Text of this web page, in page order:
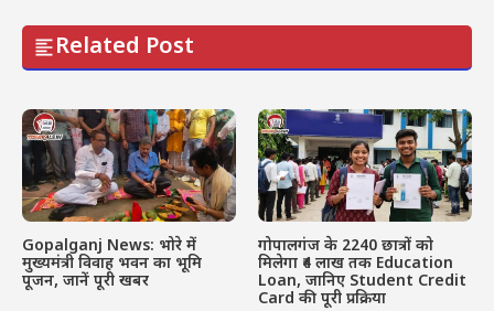
Related Post
Gopalganj News: भोरे में
मुख्यमंत्री विवाह भवन का भूमि
पूजन, जानें पूरी खबर
गोपालगंज के 2240 छात्रों को
मिलेगा ₹4 लाख तक Education
Loan, जानिए Student Credit
Card की पूरी प्रक्रिया